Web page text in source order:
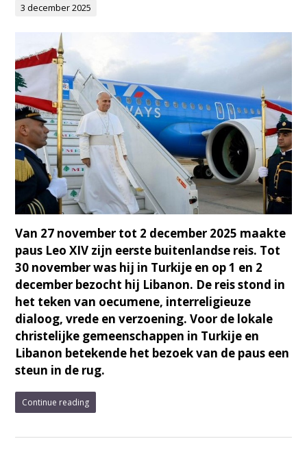
3 december 2025
Van 27 november tot 2 december 2025 maakte
paus Leo XIV zijn eerste buitenlandse reis. Tot
30 november was hij in Turkije en op 1 en 2
december bezocht hij Libanon. De reis stond in
het teken van oecumene, interreligieuze
dialoog, vrede en verzoening. Voor de lokale
christelijke gemeenschappen in Turkije en
Libanon betekende het bezoek van de paus een
steun in de rug.
Continue reading